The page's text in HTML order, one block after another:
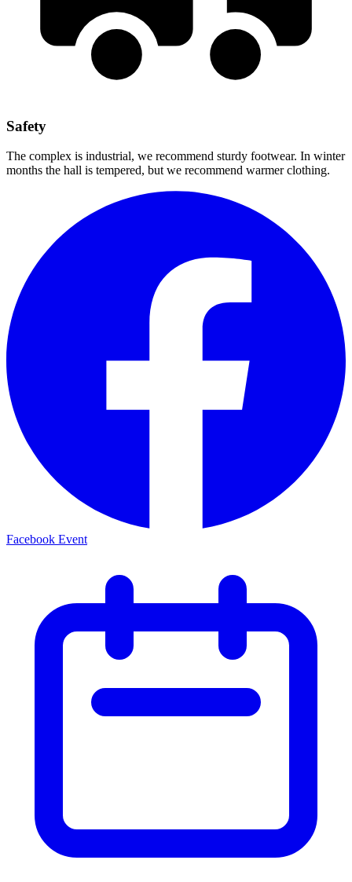
Safety
The complex is industrial, we recommend sturdy footwear. In winter
months the hall is tempered, but we recommend warmer clothing.
Facebook Event